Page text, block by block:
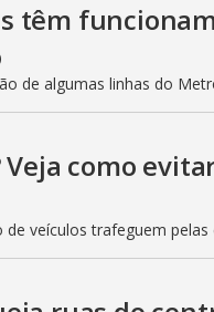
têm
de algumas linhas do
como
veículos trafeguem pelas